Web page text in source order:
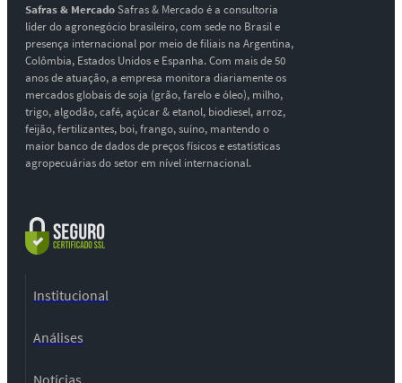
Safras & MercadoSafras & Mercado é a consultoria
líder do agronegócio brasileiro, com sede no Brasil e
presença internacional por meio de filiais na Argentina,
Colômbia, Estados Unidos e Espanha. Com mais de 50
anos de atuação, a empresa monitora diariamente os
mercados globais de soja (grão, farelo e óleo), milho,
trigo, algodão, café, açúcar & etanol, biodiesel, arroz,
feijão, fertilizantes, boi, frango, suíno, mantendo o
maior banco de dados de preços físicos e estatísticas
agropecuárias do setor em nível internacional.
Institucional
Análises
Notícias